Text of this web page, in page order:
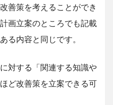
善策を考えることができ
画立案のところでも記載
る内容と同じです。
対する「関連する知識や
ど改善策を立案できる可